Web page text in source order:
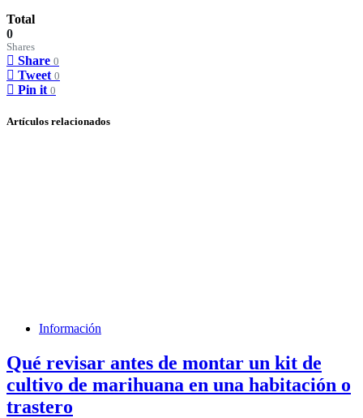
Total
0
Shares
Share 0
Tweet 0
Pin it 0
Artículos relacionados
Información
Qué revisar antes de montar un kit de
cultivo de marihuana en una habitación o
trastero